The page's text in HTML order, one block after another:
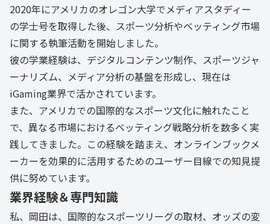
2020年にアメリカのオレゴン大学でメディアスタディー
の学士号を取得した後、スポーツ分析やベッティング市場
に関する執筆活動を開始しました。
彼の学業経験は、デジタルコンテンツ制作、スポーツジャ
ーナリズム、メディア分析の基盤を形成し、現在は
iGaming業界で活かされています。
また、アメリカでの国際的なスポーツ文化に触れたこと
で、異なる市場におけるベッティング戦略分析を数多く実
践してきました。この経験を踏まえ、オンラインブックメ
ーカーを効果的に活用するためのユーザー目線での知見提
供に努めています。
業界経験＆専門知識
私、岡田は、国際的なスポーツリーグの取材、オッズの変